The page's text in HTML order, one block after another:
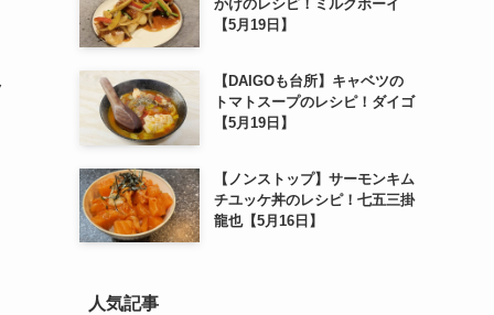
かけのレシピ！ミルクボーイ
【5月19日】
【DAIGOも台所】キャベツの
トマトスープのレシピ！ダイゴ
【5月19日】
【ノンストップ】サーモンキム
チユッケ丼のレシピ！七五三掛
龍也【5月16日】
人気記事